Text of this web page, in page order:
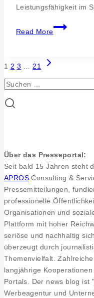
Leistungsfähigkeit im
Read More
Multimedia
Mindset-
Volker
Feyerabend
Volles
Haus
im
peb2
Page
navigation
1 2 3 21
Next
Suchen
nach:
Über das Presseportal:
Seit bald 15 Jahren steht
APROS Consulting &
Pressemitteilungen,
professionelle
Organisationen und
Plattform mit hoher
seriöse und nachhaltig
überzeugt durch
Themenvielfalt.
langjährige
Portals. Der news blog ist
Werbeagentur und